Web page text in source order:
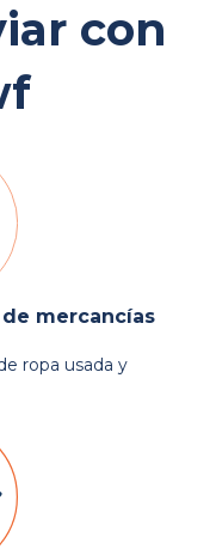
con
mercancías
ropa usada y